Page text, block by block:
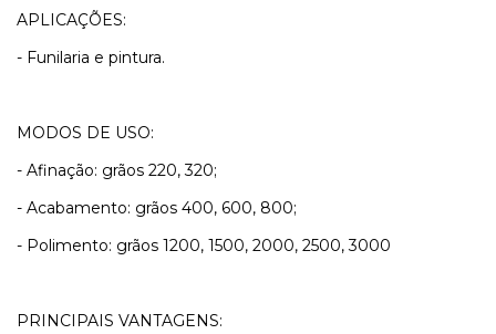
APLICAÇÕES:
- Funilaria e pintura.
MODOS DE USO:
- Afinação: grãos 220, 320;
- Acabamento: grãos 400, 600, 800;
- Polimento: grãos 1200, 1500, 2000, 2500, 3000
PRINCIPAIS VANTAGENS: